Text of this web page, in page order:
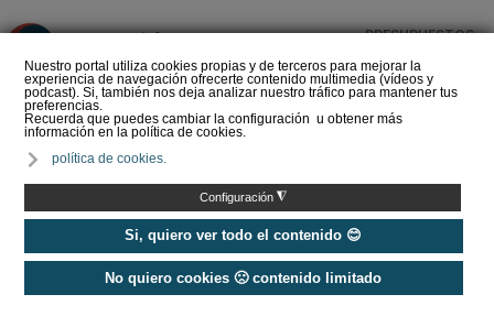
Nuestro portal utiliza cookies propias y de terceros para mejorar la
experiencia de navegación ofrecerte contenido multimedia (vídeos y
podcast). Si, también nos deja analizar nuestro tráfico para mantener tus
preferencias.
Recuerda que puedes cambiar la configuración u obtener más
información en la política de cookies.
política de cookies.
Configuración ◮
Si, quiero ver todo el contenido 😊
No quiero cookies 🙁 contenido limitado
PRESUPUESTOS
acelerar el adiós a las
calderas de combus…
Calefacción / Bomba de calor
/